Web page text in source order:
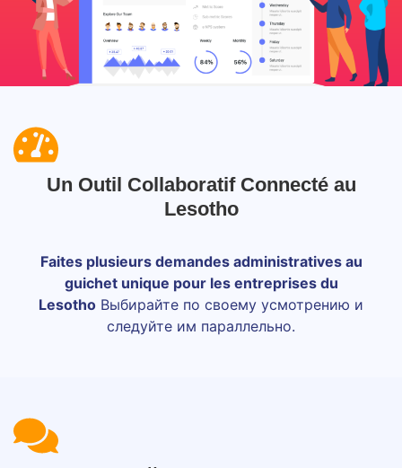
Un Outil Collaboratif Connecté au
Lesotho
Faites plusieurs demandes administratives au
guichet unique pour les entreprises du
Lesotho Выбирайте по своему усмотрению и
следуйте им параллельно.